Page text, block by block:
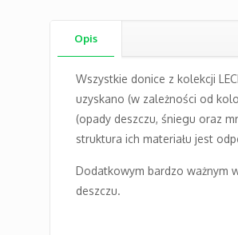
Opis
Wszystkie donice z kolekcji
uzyskano (w zależności od
(opady deszczu, śniegu oraz
struktura ich materiału jest
Dodatkowym bardzo ważnym
deszczu.